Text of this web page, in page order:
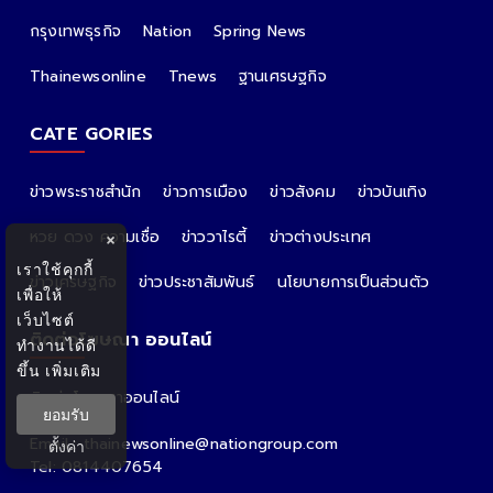
กรุงเทพธุรกิจ
Nation
Spring News
Thainewsonline
Tnews ฐานเศรษฐกิจ
CATE GORIES
ข่าวพระราชสำนัก ข่าวการเมือง ข่าวสังคม
ข่าวบันเทิง
หวย ดวง ความเชื่อ
ข่าววาไรตี้
ข่าวต่างประเทศ
ข่าวเศรษฐกิจ
ข่าวประชาสัมพันธ์ นโยบายการเป็นส่วนตัว
ติดต่อโฆษณา ออนไลน์
ติดต่อโฆษณาออนไลน์
คุณอ้อ
Email : thainewsonline@nationgroup.com
Tel: 0814407654
×
เราใช้คุกกี้
เพื่อให้
เว็บไซต์
ทำงานได้ดี
ขึ้น เพิ่มเติม
ยอมรับ
ตั้งค่า